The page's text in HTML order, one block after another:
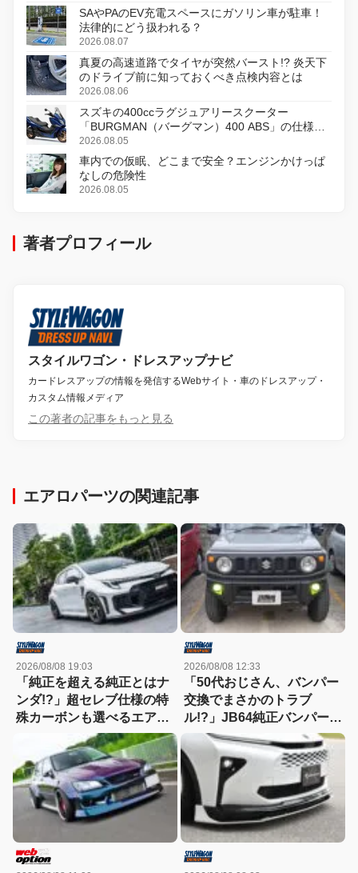
SAやPAのEV充電スペースにガソリン車が駐車！
法律的にどう扱われる？
2026.08.07
真夏の高速道路でタイヤが突然バースト!? 炎天下
のドライブ前に知っておくべき点検内容とは
2026.08.06
スズキの400ccラグジュアリースクーター
「BURGMAN（バーグマン）400 ABS」の仕様を
変更し、8月18日に発売
2026.08.05
車内での仮眠、どこまで安全？エンジンかけっぱ
なしの危険性
2026.08.05
著者プロフィール
スタイルワゴン・ドレスアップナビ
カードレスアップの情報を発信するWebサイト・車のドレスアップ・
カスタム情報メディア
この著者の記事をもっと見る
エアロパーツの関連記事
2026/08/08 19:03
「純正を超える純正とはナ
ンダ!?」超セレブ仕様の特
殊カーボンも選べるエアロ
キット新登場！【アーティ
シャンスピリッツ・GRカ
ローラ】
2026/08/08 12:33
「50代おじさん、バンパー
交換でまさかのトラブ
ル!?」JB64純正バンパー流
用に挑戦したら、センサー
エラーも体験（涙）